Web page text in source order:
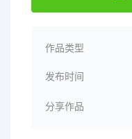
作品类型
发布时间
分享作品